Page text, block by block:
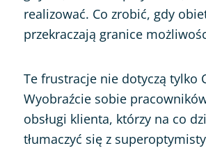
realizować. Co zrobić, gdy
przekraczają granice
Te frustracje nie dotyczą tylko
Wyobraźcie sobie
obsługi klienta, którzy na co
tłumaczyć się z